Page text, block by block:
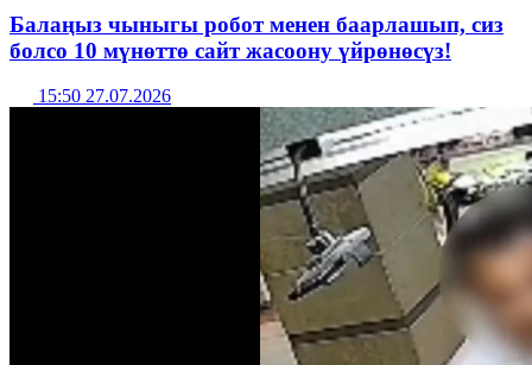
Балаңыз чыныгы робот менен баарлашып, сиз
болсо 10 мүнөттө сайт жасоону үйрөнөсүз!
15:50 27.07.2026